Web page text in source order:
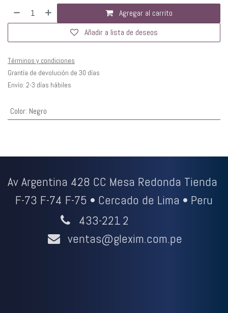
Agregar al carrito
Añadir a lista de deseos
Términos y condiciones
Grantía de devolución de 30 días
Envío: 2-3 días hábiles
Color: Negro
Av Argentina 428 CC Mesa Redonda Tienda
F-73 F-74 F-75 • Cercado de Lima • Peru
433-2212
ventas@glexim.com.pe